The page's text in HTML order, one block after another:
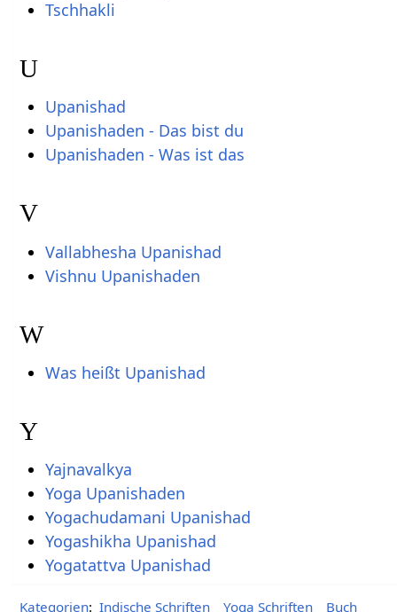
Tschhakli
U
Upanishad
Upanishaden - Das bist du
Upanishaden - Was ist das
V
Vallabhesha Upanishad
Vishnu Upanishaden
W
Was heißt Upanishad
Y
Yajnavalkya
Yoga Upanishaden
Yogachudamani Upanishad
Yogashikha Upanishad
Yogatattva Upanishad
Kategorien: Indische Schriften Yoga Schriften Buch